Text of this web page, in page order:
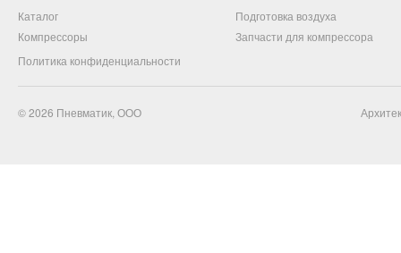
Каталог
Компрессоры
Подготовка воздуха
Запчасти для компрессора
Политика конфиденциальности
© 2026 Пневматик, ООО